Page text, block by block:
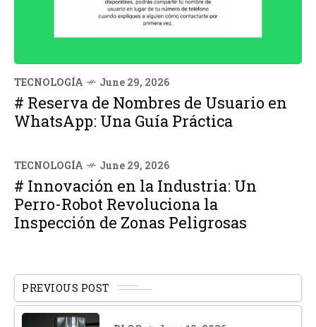
TECNOLOGÍA June 29, 2026
# Reserva de Nombres de Usuario en
WhatsApp: Una Guía Práctica
TECNOLOGÍA June 29, 2026
# Innovación en la Industria: Un
Perro-Robot Revoluciona la
Inspección de Zonas Peligrosas
PREVIOUS POST